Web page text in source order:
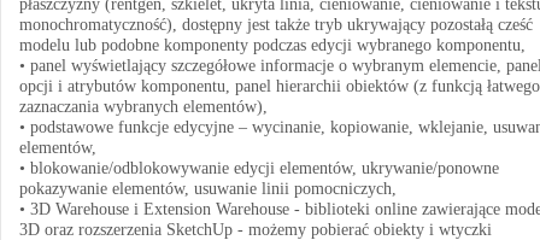
płaszczyzny (rentgen, szkielet, ukryta linia, cieniowanie, cieniowanie i
monochromatyczność), dostępny jest także tryb ukrywający pozostałą cześć
modelu lub podobne komponenty podczas edycji wybranego komponentu,
• panel wyświetlający szczegółowe informacje o wybranym elemencie,
opcji i atrybutów komponentu, panel hierarchii obiektów (z funkcją łatwego
zaznaczania wybranych elementów),
• podstawowe funkcje edycyjne – wycinanie, kopiowanie, wklejanie,
elementów,
• blokowanie/odblokowywanie edycji elementów, ukrywanie/ponowne
pokazywanie elementów, usuwanie linii pomocniczych,
• 3D Warehouse i Extension Warehouse - biblioteki online zawierające
3D oraz rozszerzenia SketchUp - możemy pobierać obiekty i wtyczki